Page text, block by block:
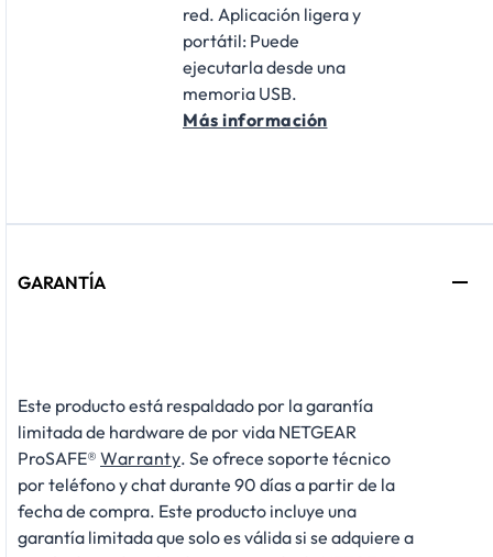
red. Aplicación ligera y
portátil: Puede
ejecutarla desde una
memoria USB.
Más información
GARANTÍA
Este producto está respaldado por la garantía
limitada de hardware de por vida NETGEAR
ProSAFE® Warranty. Se ofrece soporte técnico
por teléfono y chat durante 90 días a partir de la
fecha de compra. Este producto incluye una
garantía limitada que solo es válida si se adquiere a